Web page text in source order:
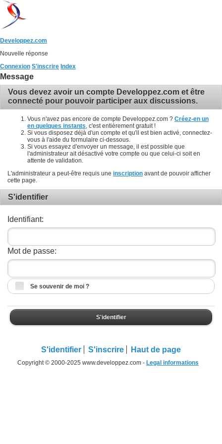
Developpez.com
Nouvelle réponse
Connexion S'inscrire Index
Message
Vous devez avoir un compte Developpez.com et être
connecté pour pouvoir participer aux discussions.
Vous n'avez pas encore de compte Developpez.com ? Créez-en un
en quelques instants , c'est entièrement gratuit !
Si vous disposez déjà d'un compte et qu'il est bien activé, connectez-
vous à l'aide du formulaire ci-dessous.
Si vous essayez d'envoyer un message, il est possible que
l'administrateur ait désactivé votre compte ou que celui-ci soit en
attente de validation.
L'administrateur a peut-être requis une inscription avant de pouvoir afficher
cette page.
S'identifier
Identifiant:
Mot de passe:
Se souvenir de moi ?
S'identifier
S'identifier S'inscrire Haut de page
Copyright © 2000-2025 www.developpez.com - Legal informations